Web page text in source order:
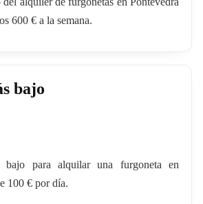
600 € a la semana.
bajo
para alquilar una furgoneta en
100 € por día.